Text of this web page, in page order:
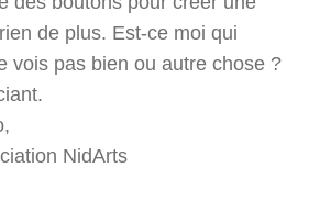
de plus. Est-ce moi qui
vois pas bien ou autre chose ?
NidArts